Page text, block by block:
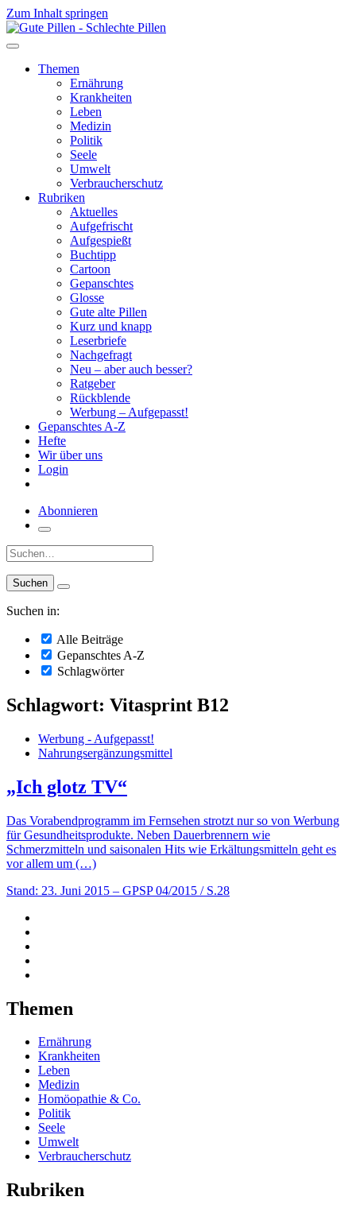
Zum Inhalt springen
Themen
Ernährung
Krankheiten
Leben
Medizin
Politik
Seele
Umwelt
Verbraucherschutz
Rubriken
Aktuelles
Aufgefrischt
Aufgespießt
Buchtipp
Cartoon
Gepanschtes
Glosse
Gute alte Pillen
Kurz und knapp
Leserbriefe
Nachgefragt
Neu – aber auch besser?
Ratgeber
Rückblende
Werbung – Aufgepasst!
Gepanschtes A-Z
Hefte
Wir über uns
Login
Abonnieren
Suche:
Suchen in:
Alle Beiträge
Gepanschtes A-Z
Schlagwörter
Schlagwort: Vitasprint B12
Werbung - Aufgepasst!
Nahrungsergänzungsmittel
„Ich glotz TV“
Das Vorabendprogramm im Fernsehen strotzt nur so von Werbung
für Gesundheitsprodukte. Neben Dauerbrennern wie
Schmerzmitteln und saisonalen Hits wie Erkältungsmitteln geht es
vor allem um (…)
Stand: 23. Juni 2015 – GPSP 04/2015 / S.28
Themen
Ernährung
Krankheiten
Leben
Medizin
Homöopathie & Co.
Politik
Seele
Umwelt
Verbraucherschutz
Rubriken